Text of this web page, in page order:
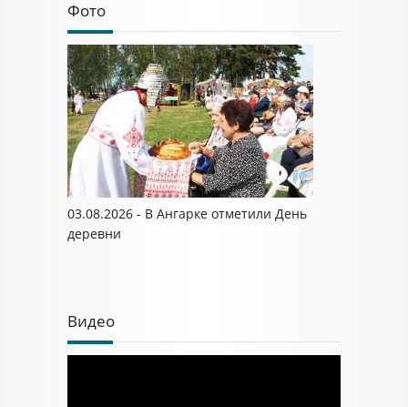
Фото
03.08.2026 - В Ангарке отметили День
деревни
Видео